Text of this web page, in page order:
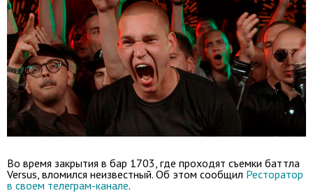
Во время закрытия в бар 1703, где проходят съемки баттла
Versus, вломился неизвестный. Об этом сообщил Ресторатор
в своем телеграм-канале.